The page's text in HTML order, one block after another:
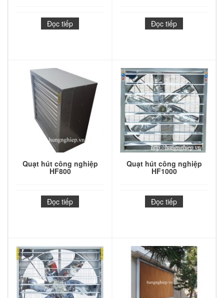
Đọc tiếp Đọc tiếp
Quạt hút công nghiệp
HF800
Đọc tiếp
Quạt hút công nghiệp
HF1000
Đọc tiếp